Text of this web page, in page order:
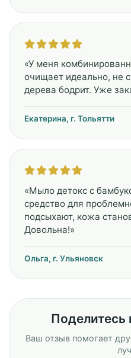
«У меня
очищает идеально, не
дерева бодрит. Уже
Екатерина, г. Тольятти
«Мыло детокс с
средство для
подсыхают, кожа
Довольна!»
Ольга, г. Ульяновск
Поделитесь
Ваш отзыв помогает